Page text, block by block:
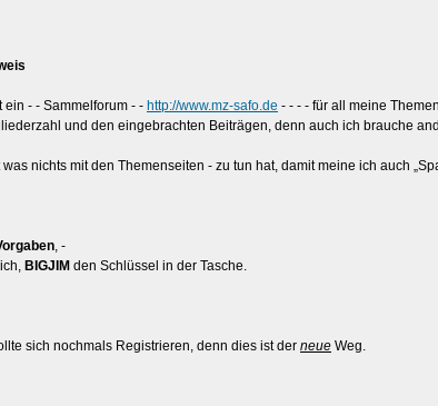
ein - - Sammelforum - - http://www.mz-safo.de - - - - für all meine
und den eingebrachten Beiträgen, denn auch ich brauche
nichts mit den Themenseiten - zu tun hat, damit meine ich auch
, -
BIGJIM den Schlüssel in der Tasche.
sich nochmals Registrieren, denn dies ist der neue Weg.